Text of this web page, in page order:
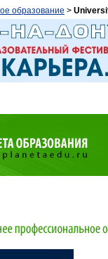
образование >